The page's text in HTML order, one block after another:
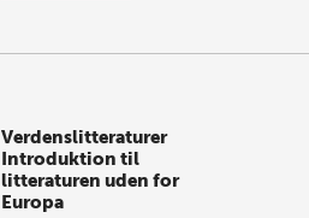
Verdenslitteraturer
Introduktion til
litteraturen uden for
Europa